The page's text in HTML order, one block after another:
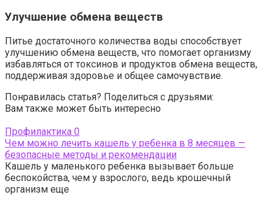
Улучшение обмена веществ
Питье достаточного количества воды способствует
улучшению обмена веществ, что помогает организму
избавляться от токсинов и продуктов обмена веществ,
поддерживая здоровье и общее самочувствие.
Понравилась статья? Поделиться с друзьями:
Вам также может быть интересно
Профилактика 0
Чем можно лечить кашель у ребенка в 8 месяцев —
безопасные методы и рекомендации
Кашель у маленького ребенка вызывает больше
беспокойства, чем у взрослого, ведь крошечный
организм еще